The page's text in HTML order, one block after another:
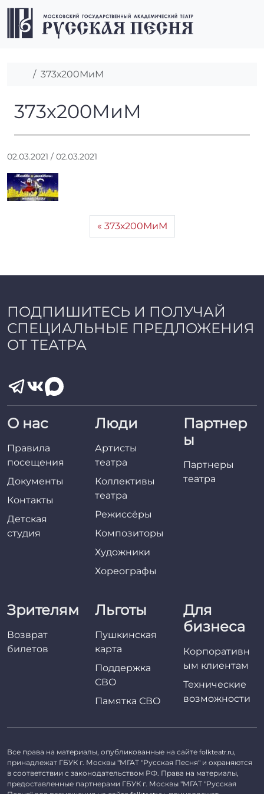
Перейти к содержимому
Перейти к футеру
Главная
373х200МиМ
373х200МиМ
373х200МиМ
02.03.2021 / 02.03.2021
:
r
i
n
373х200МиМ
ПОДПИШИТЕСЬ И ПОЛУЧАЙ
СПЕЦИАЛЬНЫЕ ПРЕДЛОЖЕНИЯ
ОТ ТЕАТРА
О нас
Правила
посещения
Документы
Контакты
Детская
студия
Люди
Артисты
театра
Коллективы
театра
Режиссёры
Композиторы
Художники
Хореографы
Партнер
ы
Партнеры
театра
Зрителям
Возврат
билетов
Льготы
Пушкинская
карта
Поддержка
СВО
Памятка СВО
Для
бизнеса
Корпоративн
ым клиентам
Технические
возможности
Все права на материалы, опубликованные на сайте folkteatr.ru,
принадлежат ГБУК г. Москвы "МГАТ "Русская Песня" и охраняются
в соответствии с законодательством РФ. Права на материалы,
предоставленные партнерами ГБУК г. Москвы "МГАТ "Русская